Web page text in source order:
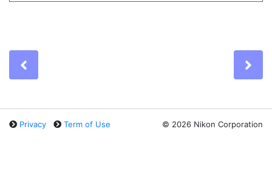
Privacy Term of Use © 2026 Nikon Corporation